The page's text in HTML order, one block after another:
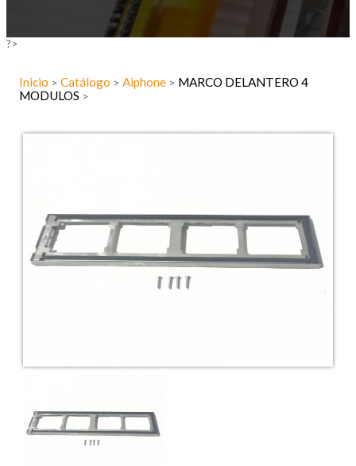
?>
Inicio > Catálogo > Aiphone > MARCO DELANTERO 4
MODULOS >